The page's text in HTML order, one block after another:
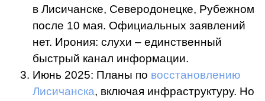
в Лисичанске, Северодонецке, Рубежном
после 10 мая. Официальных заявлений
нет. Ирония: слухи – единственный
быстрый канал информации.
Июнь 2025: Планы по восстановлению
Лисичанска, включая инфраструктуру. Но